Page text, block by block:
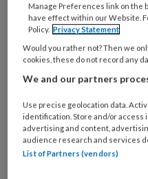
Wat
is
je
e-
mailadres?
Kies
je
wachtwoord*
Kies
je
functie *
Manage Preferences link on the
have effect within our Website.
Policy. Privacy Statement
Would you rather not? Then we
cookies, these do not record any
We and our partners
Use precise geolocation data.
identification. Store and/or access
advertising and content,
audience research and services
List of Partners (vendors)